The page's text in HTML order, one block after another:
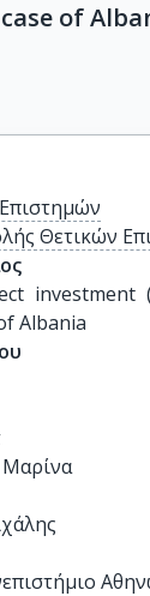
of
Θετικών
investment
Albania